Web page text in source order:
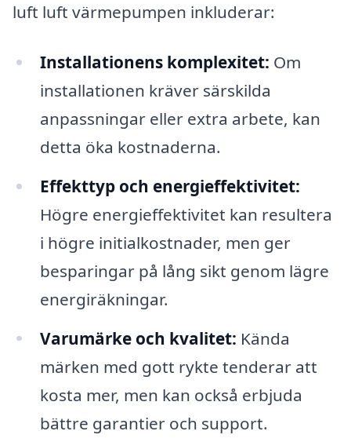
luft luft värmepumpen inkluderar:
Installationens komplexitet: Om
installationen kräver särskilda
anpassningar eller extra arbete, kan
detta öka kostnaderna.
Effekttyp och energieffektivitet:
Högre energieffektivitet kan resultera
i högre initialkostnader, men ger
besparingar på lång sikt genom lägre
energiräkningar.
Varumärke och kvalitet: Kända
märken med gott rykte tenderar att
kosta mer, men kan också erbjuda
bättre garantier och support.